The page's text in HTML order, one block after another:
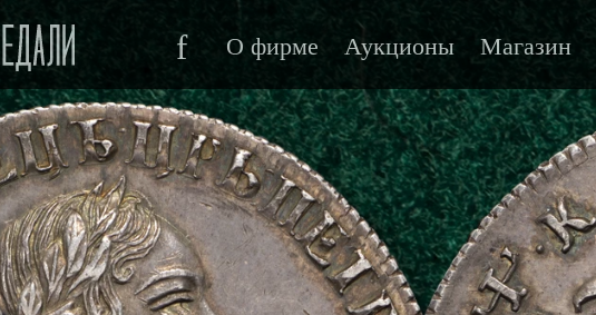
f О фирме Аукционы Магазин